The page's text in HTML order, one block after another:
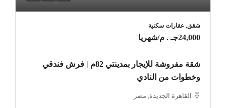
شقق, عقارات سكنية
24,000جـ . م /شهريا
شقة مفروشة للإيجار بمدينتي 82م | فرش فندقي
وخطوات من النادي
القاهرة الجديدة, مصر